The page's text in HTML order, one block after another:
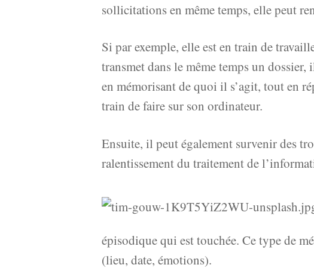
sollicitations en même temps, elle peut
Si par exemple, elle est en train de
transmet dans le même temps un
en mémorisant de quoi il s’agit, tout en
train de faire sur son ordinateur.
Ensuite, il peut également survenir des
ralentissement du traitement de
épisodique qui est touchée. Ce type de
(lieu, date, émotions).